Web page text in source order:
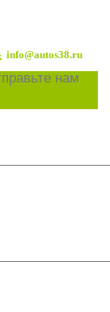
info@autos38.ru
нам